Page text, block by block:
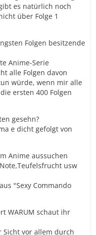
es natürlich noch
über Folge 1
Folgen besitzende
Anime-Serie
alle Folgen davon
würde, wenn mir alle
ersten 400 Folgen
gesehn?
e dicht gefolgt von
Anime aussuchen
usw
"Sexy Commando
WARUM schaut ihr
Sicht vor allem durch